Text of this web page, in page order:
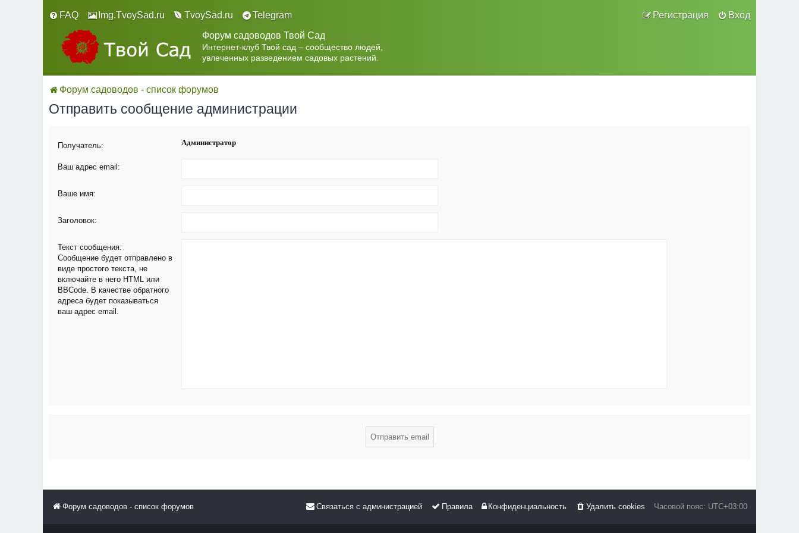
FAQ Вход
Регистрация
Img.TvoySad.ru TvoySad.ru
Telegram
Форум садоводов Твой Сад
Интернет-клуб Твой сад – сообщество людей,
увлеченных разведением садовых растений.
Форум садоводов - список форумов
Отправить сообщение администрации
Получатель: Администратор
Ваш адрес email:
Ваше имя:
Заголовок:
Текст сообщения:
Сообщение будет отправлено в
виде простого текста, не
включайте в него HTML или
BBCode. В качестве обратного
адреса будет показываться
ваш адрес email.
Форум садоводов - список форумов Часовой пояс: UTC+03:00
Удалить cookies
Конфиденциальность
Правила
Связаться с администрацией